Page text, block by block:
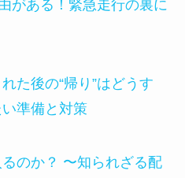
がある！緊急走行の裏に
た後の“帰り”はどうす
準備と対策
のか？ 〜知られざる配